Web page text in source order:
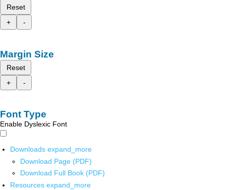
Reset
+
-
Margin Size
Reset
+
-
Font Type
Enable Dyslexic Font
Downloads expand_more
Download Page (PDF)
Download Full Book (PDF)
Resources expand_more